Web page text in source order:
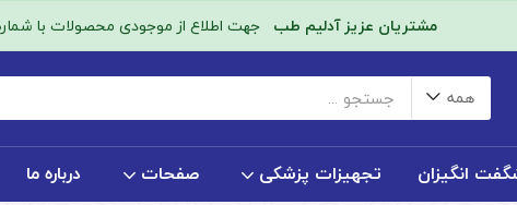
مشتریان عزیز آدلیم طب جهت اطلاع از موجودی محصولات با
همه
انگیزان تجهیزات پزشکی صفحات درباره ما